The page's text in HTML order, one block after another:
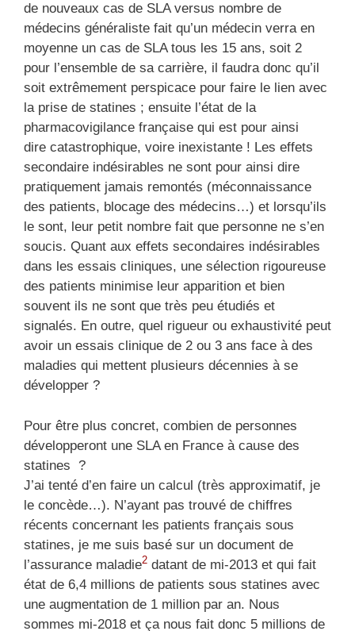
de nouveaux cas de SLA versus nombre de
médecins généraliste fait qu’un médecin verra en
moyenne un cas de SLA tous les 15 ans, soit 2
pour l’ensemble de sa carrière, il faudra donc qu’il
soit extrêmement perspicace pour faire le lien avec
la prise de statines ; ensuite l’état de la
pharmacovigilance française qui est pour ainsi
dire catastrophique, voire inexistante ! Les effets
secondaire indésirables ne sont pour ainsi dire
pratiquement jamais remontés (méconnaissance
des patients, blocage des médecins…) et lorsqu’ils
le sont, leur petit nombre fait que personne ne s’en
soucis. Quant aux effets secondaires indésirables
dans les essais cliniques, une sélection rigoureuse
des patients minimise leur apparition et bien
souvent ils ne sont que très peu étudiés et
signalés. En outre, quel rigueur ou exhaustivité peut
avoir un essais clinique de 2 ou 3 ans face à des
maladies qui mettent plusieurs décennies à se
développer ?
Pour être plus concret, combien de personnes
développeront une SLA en France à cause des
statines ?
J’ai tenté d’en faire un calcul (très approximatif, je
le concède…). N’ayant pas trouvé de chiffres
récents concernant les patients français sous
statines, je me suis basé sur un document de
l’assurance maladie2 datant de mi-2013 et qui fait
état de 6,4 millions de patients sous statines avec
une augmentation de 1 million par an. Nous
sommes mi-2018 et ça nous fait donc 5 millions de